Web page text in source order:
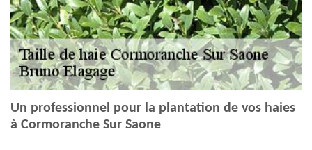
Un professionnel pour la plantation de vos haies
à Cormoranche Sur Saone